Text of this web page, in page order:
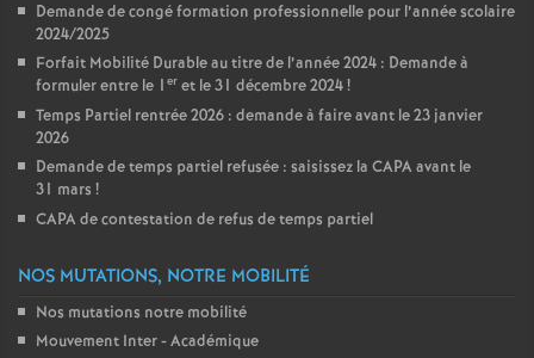
Demande de congé formation professionnelle pour l’année scolaire
2024/2025
Forfait Mobilité Durable au titre de l’année 2024 : Demande à
formuler entre le 1 er et le 31 décembre 2024!
Temps Partiel rentrée 2026 : demande à faire avant le 23 janvier
2026
Demande de temps partiel refusée : saisissez la CAPA avant le
31 mars !
CAPA de contestation de refus de temps partiel
NOS MUTATIONS, NOTRE MOBILITÉ
Nos mutations notre mobilité
Mouvement Inter - Académique